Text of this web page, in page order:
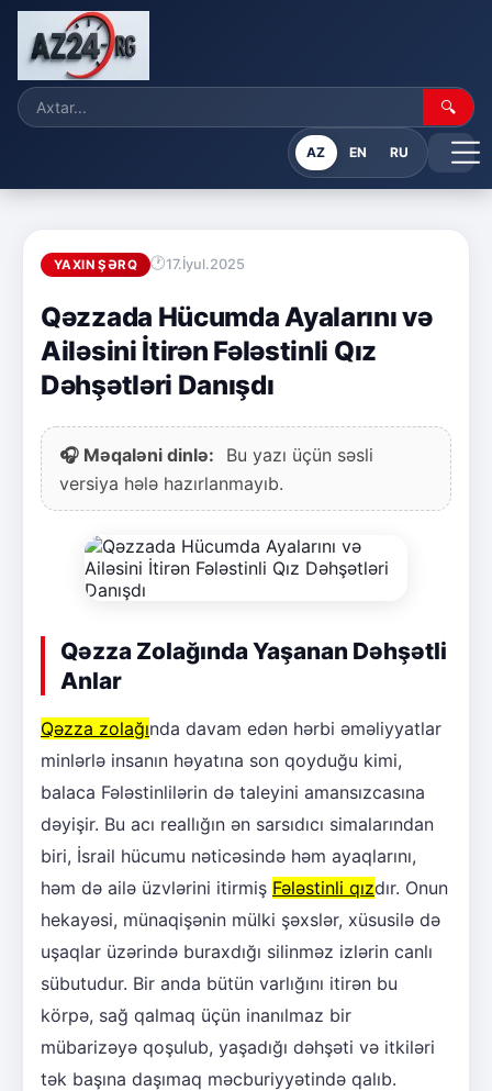
🔍
AZ EN RU
YAXIN ŞƏRQ 17.İyul.2025
Qəzzada Hücumda Ayalarını və
Ailəsini İtirən Fələstinli Qız
Dəhşətləri Danışdı
🎧 Məqaləni dinlə:
Bu yazı üçün səsli
versiya hələ hazırlanmayıb.
Qəzza Zolağında Yaşanan Dəhşətli
Anlar
Qəzza zolağında davam edən hərbi əməliyyatlar
minlərlə insanın həyatına son qoyduğu kimi,
balaca Fələstinlilərin də taleyini amansızcasına
dəyişir. Bu acı reallığın ən sarsıdıcı simalarından
biri, İsrail hücumu nəticəsində həm ayaqlarını,
həm də ailə üzvlərini itirmiş Fələstinli qızdır. Onun
hekayəsi, münaqişənin mülki şəxslər, xüsusilə də
uşaqlar üzərində buraxdığı silinməz izlərin canlı
sübutudur. Bir anda bütün varlığını itirən bu
körpə, sağ qalmaq üçün inanılmaz bir
mübarizəyə qoşulub, yaşadığı dəhşəti və itkiləri
tək başına daşımaq məcburiyyətində qalıb.